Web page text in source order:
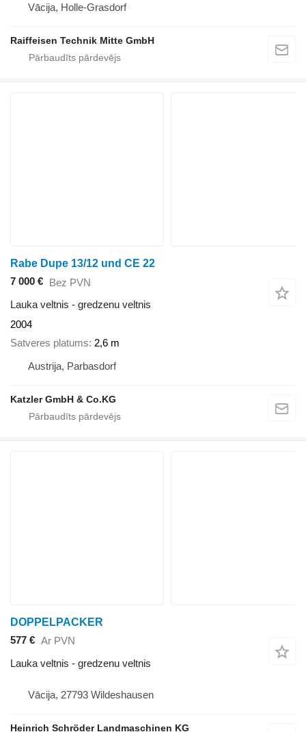
Vācija, Holle-Grasdorf
Raiffeisen Technik Mitte GmbH
Rabe Dupe 13/12 und CE 22
7 000 € Bez PVN
Lauka veltnis - gredzenu veltnis
2004
Satveres platums 2,6 m
Austrija, Parbasdorf
Katzler GmbH & Co.KG
DOPPELPACKER
577 € Ar PVN
Lauka veltnis - gredzenu veltnis
Vācija, 27793 Wildeshausen
Heinrich Schröder Landmaschinen KG